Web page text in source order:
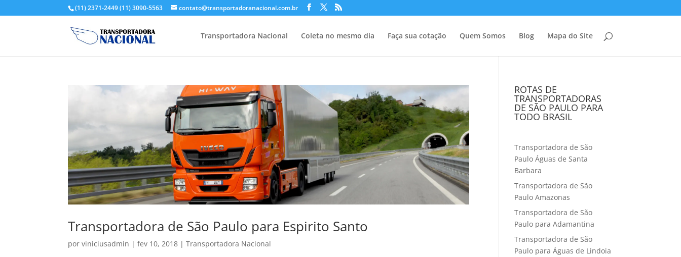
(11) 2371-2449(11) 3090-5563 contato@transportadoranacional.com.br
Transportadora Nacional Coleta no mesmo dia Faça sua cotação Quem Somos Blog Mapa do Site
Transportadora de São Paulo para Espirito Santo
porviniciusadmin |fev 10, 2018 |Transportadora Nacional
ROTAS DE
TRANSPORTADORAS
DE SÃO PAULO PARA
TODO BRASIL
Transportadora de São
Paulo Águas de Santa
Barbara
Transportadora de São
Paulo Amazonas
Transportadora de São
Paulo para Adamantina
Transportadora de São
Paulo para Águas de Lindoia